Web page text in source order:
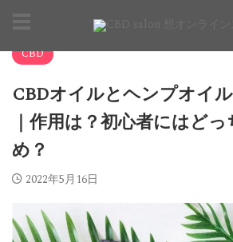
CBD
CBDオイルとヘンプオイ
｜作用は？初心者にはど
め？
2022年5月16日